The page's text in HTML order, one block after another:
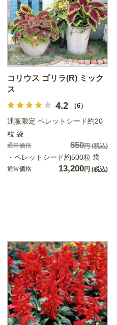
コリウス ゴリラ(R) ミック
ス
4.2 （6）
通販限定 ペレットシード約20
粒 袋
通常価格 550円(税込)
・ペレットシード約500粒 袋
通常価格 13,200円 (税込)